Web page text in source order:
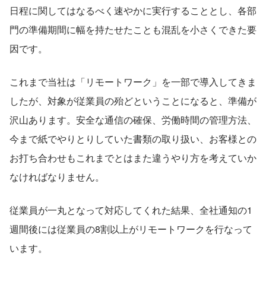
日程に関してはなるべく速やかに実行することとし、各部
門の準備期間に幅を持たせたことも混乱を小さくできた要
因です。
これまで当社は「リモートワーク」を一部で導入してきま
したが、対象が従業員の殆どということになると、準備が
沢山あります。安全な通信の確保、労働時間の管理方法、
今まで紙でやりとりしていた書類の取り扱い、お客様との
お打ち合わせもこれまでとはまた違うやり方を考えていか
なければなりません。
従業員が一丸となって対応してくれた結果、全社通知の1
週間後には従業員の8割以上がリモートワークを行なって
います。